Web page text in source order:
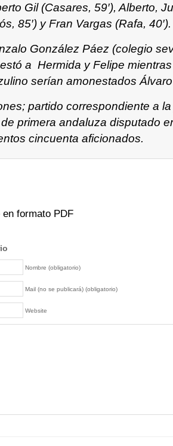
Gil (Casares, 59′), Alberto,
85′) y Fran Vargas (Rafa, 40′).
González Páez (colegio
a Hermida y Felipe
serían amonestados
partido correspondiente a
primera andaluza disputado
cincuenta aficionados.
formato PDF
Nombre (obligatorio)
Mail (no se publicará) (obligatorio)
Website